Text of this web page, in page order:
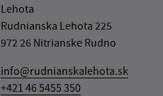
Lehota
Rudnianska Lehota 225
972 26 Nitrianske Rudno
info@rudnianskalehota.sk
+421 46 5455 350